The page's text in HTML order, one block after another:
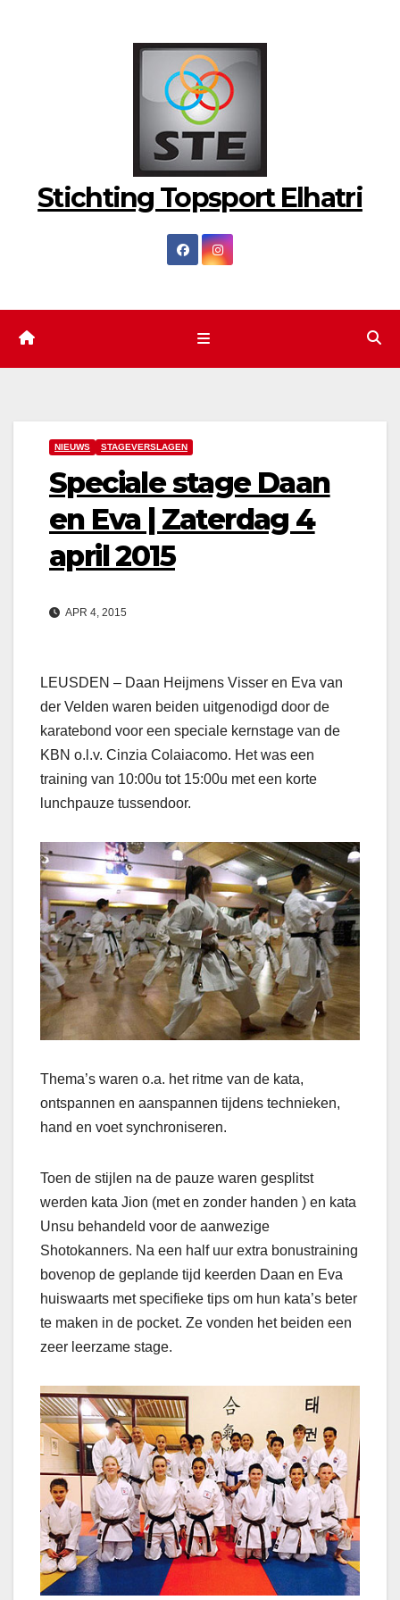
Stichting Topsport Elhatri
NIEUWS STAGEVERSLAGEN
Speciale stage Daan
en Eva | Zaterdag 4
april 2015
APR 4, 2015
LEUSDEN – Daan Heijmens Visser en Eva van
der Velden waren beiden uitgenodigd door de
karatebond voor een speciale kernstage van de
KBN o.l.v. Cinzia Colaiacomo. Het was een
training van 10:00u tot 15:00u met een korte
lunchpauze tussendoor.
Thema’s waren o.a. het ritme van de kata,
ontspannen en aanspannen tijdens technieken,
hand en voet synchroniseren.
Toen de stijlen na de pauze waren gesplitst
werden kata Jion (met en zonder handen ) en kata
Unsu behandeld voor de aanwezige
Shotokanners. Na een half uur extra bonustraining
bovenop de geplande tijd keerden Daan en Eva
huiswaarts met specifieke tips om hun kata’s beter
te maken in de pocket. Ze vonden het beiden een
zeer leerzame stage.